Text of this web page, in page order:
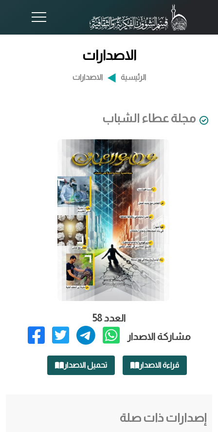
الاصدارات
الرئيسية الاصدارات
مجلة عطاء الشباب
العدد 58
مشاركة الاصدار
قراءة الاصدار تحميل الاصدار
إصدارات ذات صلة